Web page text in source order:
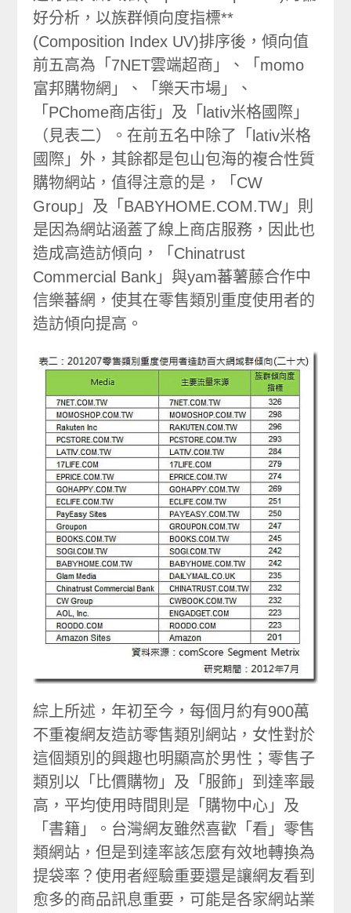
好分析，以族群傾向度指標**
(Composition Index UV)排序後，傾向值
前五高為「7NET雲端超商」、「momo
富邦購物網」、「樂天市場」、
「PChome商店街」及「lativ米格國際」
（見表二）。在前五名中除了「lativ米格
國際」外，其餘都是包山包海的複合性質
購物網站，值得注意的是，「CW
Group」及「BABYHOME.COM.TW」則
是因為網站涵蓋了線上商店服務，因此也
造成高造訪傾向，「Chinatrust
Commercial Bank」與yam蕃薯藤合作中
信樂蕃網，使其在零售類別重度使用者的
造訪傾向提高。
綜上所述，年初至今，每個月約有900萬
不重複網友造訪零售類別網站，女性對於
這個類別的興趣也明顯高於男性；零售子
類別以「比價購物」及「服飾」到達率最
高，平均使用時間則是「購物中心」及
「書籍」。台灣網友雖然喜歡「看」零售
類網站，但是到達率該怎麼有效地轉換為
提袋率？使用者經驗重要還是讓網友看到
愈多的商品訊息重要，可能是各家網站業